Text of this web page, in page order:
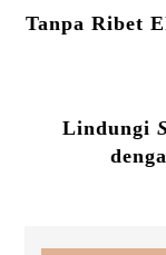
Tanpa Ribet
Lindungi